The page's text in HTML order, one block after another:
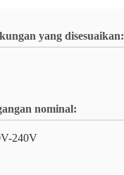
yang disesuaikan:
nominal:
240V